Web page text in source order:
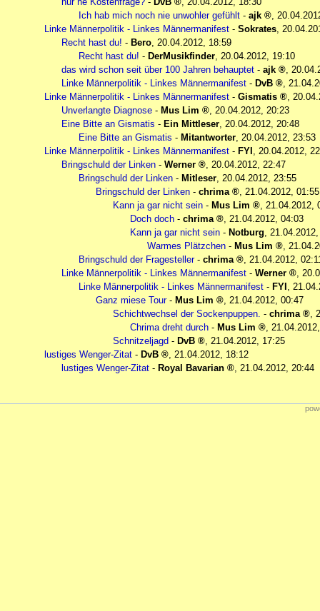
Ich hab mich noch nie unwohler gefühlt - ajk ,
Linke Männerpolitik - Linkes Männermanifest - Sokrates,
Recht hast du! - Bero, 20.04.2012, 18:59
Recht hast du! - DerMusikfinder, 20.04.2012, 19:10
das wird schon seit über 100 Jahren behauptet - ajk ,
Linke Männerpolitik - Linkes Männermanifest - DvB ,
Linke Männerpolitik - Linkes Männermanifest - Gismatis ,
Unverlangte Diagnose - Mus Lim , 20.04.2012, 20:23
Eine Bitte an Gismatis - Ein Mittleser, 20.04.2012, 20:48
Eine Bitte an Gismatis - Mitantworter, 20.04.2012, 23:53
Linke Männerpolitik - Linkes Männermanifest - FYI , 20.04.2012,
Bringschuld der Linken - Werner , 20.04.2012, 22:47
Bringschuld der Linken - Mitleser, 20.04.2012, 23:55
Bringschuld der Linken - chrima , 21.04.2012, 01:55
Kann ja gar nicht sein - Mus Lim , 21.04.2012,
Doch doch - chrima , 21.04.2012, 04:03
Kann ja gar nicht sein - Notburg,
Warmes Plätzchen - Mus Lim ,
Bringschuld der Fragesteller- chrima , 21.04.2012,
Linke Männerpolitik - Linkes Männermanifest - Werner ,
Linke Männerpolitik - Linkes Männermanifest - FYI ,
Ganz miese Tour- Mus Lim , 21.04.2012, 00:47
Schichtwechsel der Sockenpuppen. - chrima ,
Chrima dreht durch - Mus Lim ,
Schnitzeljagd - DvB , 21.04.2012, 17:25
lustiges Wenger-Zitat - DvB , 21.04.2012, 18:12
lustiges Wenger-Zitat - Royal Bavarian , 21.04.2012, 20:44